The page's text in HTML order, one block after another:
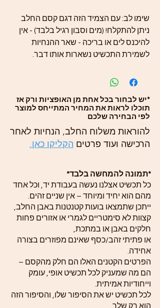
שימו לב: עם הצמיד הזה דגם קסם החלב
ניתן להתקלח! (מים וסבון רגיל בלבד) - אין
להיכנס לים או בריכה - שאר ההנחיות
לשמירת התכשיט נשארות אותו דבר.
*יש לבחור בכל אחת מן האופציות ורק אז
תוכלו לראות את המחיר המתייחס למוצר
לפי הבחירה שלכם
להוראות משלוח החלב, הנחיות לאחר
הרכישה ועוד פרטים הקליקו כאן.
*תמונה להמחשה בלבד*
כל תכשיט אצלנו נעשה בעבודת יד, וכל אחד
מהם הוא יחיד ומיוחד – אין שניים זהים.
ייתכן שתמצאו בועות קטנטנות באבן החלב,
קצוות לא סימטריים לגמרי או אזורים פחות
חלקים באבן או במתכת,
או פתיתי זהב/כסף שאינם מפוזרים בצורה
אחידה.
הפרטים הקטנים האלו הם חלק מהקסם –
הם מה שמעניק לכל תכשיט אופי, עומק
וייחודיות אמיתית.
לכל תכשיט יש את הסיפור שלו, והסיפור הזה
הוא רק שלך.